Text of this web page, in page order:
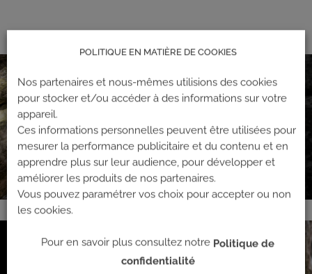
POLITIQUE EN MATIÈRE DE COOKIES
Nos partenaires et nous-mêmes utilisions des cookies
pour stocker et/ou accéder à des informations sur votre
appareil.
Ces informations personnelles peuvent être utilisées pour
mesurer la performance publicitaire et du contenu et en
apprendre plus sur leur audience, pour développer et
améliorer les produits de nos partenaires.
Vous pouvez paramétrer vos choix pour accepter ou non
les cookies.
Pour en savoir plus consultez notre Politique de
confidentialité